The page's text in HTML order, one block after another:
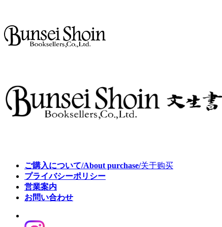
ご購入について/About purchase/关于购买
プライバシーポリシー
営業案内
お問い合わせ